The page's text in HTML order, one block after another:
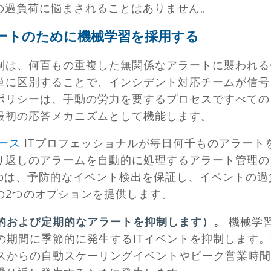
負荷に悩まされることはありません。
トのために機械学習を採用する
、何百もの重複した無関係なアラートに襲われ
区別することで、インシデント対応チームが信
シーは、手動の労力を要するプロセスですべて
の応答メカニズムとして機能します。
ス ITプロフェッショナルが毎日何千ものアラー
しのアラームを自動的に処理するアラート管理
、予防的なイベント検出を保証し、イベントの
つのオプションを提供します。
よび定期的なアラートを抑制します）。
機械学
期間に季節的に発生するITイベントを抑制します
からの自動スケーリングイベントやピーク営業時